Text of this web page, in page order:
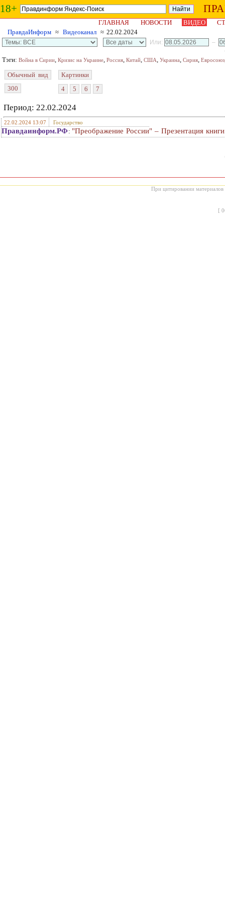
18+
ГЛАВНАЯ НОВОСТИ ВИДЕО
ПравдаИнформ ≈ Видеоканал ≈ 22.02.2024
Или:
–
Тэги: Война в Сирии, Кризис на Украине, Россия, Китай, США, Украина, Сирия, Евросоюз
Обычный вид
300
Картинки
4
5 6 7
Период: 22.02.2024
22.02.2024 13:07 Государство
Правдаинформ.РФ: "Преображение России" – Презентация
При цитировании материалов
[